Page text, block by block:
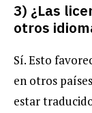
3) ¿Las
otros
Sí. Esto
en otros
estar